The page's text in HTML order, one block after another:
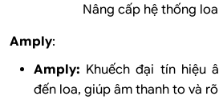
Nâng cấp hệ thống
Amply:
Amply: Khuếch đại tín hiệu
đến loa, giúp âm thanh to và